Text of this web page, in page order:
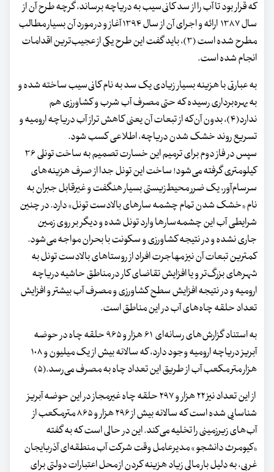
که قرار بود تا آب را از سد کانی‌سیب به دریاچه برساند، گرچه طرح آن از
سال ۱۳۸۷ ارائه و اجرای آن از سال ۱۳۹۴ آغاز و در مورد آن بسیار مطالب
مطرح شده است (۳)، باید گفت این طرح یکی از عجیب‌ترین اقدامات
انجام شده است.
به عبارتی با هزینه بسیار زیادی یک سد به نام کانی‌سیب ساخته شده و
به بهره‌برداری رسیده که حتی مصرف آب شرب و کشاورزی هم
ندارد(۴)، بدون آن‌که از تبعات آن یعنی کاهش تراز آب دریاچه ارومیه و
تسریع روند خشک شدن دریاچه، اطلاعی کسب شود.
سپس در فاز دوم برای ترمیم این خسارت تصمیم به ساخت تونلی ۳۶
کیلومتری گرفته می‌شود! ساخت این تونل جدا از صرف هزینه‌های
سرسام‌آور، یک ضرر محیط‌زیستی بسیار هنگفت و غیرقابل جبران به
نام «خشک شدن تمام چشمه سارهای بالادست تونل» دارد. در چنین
شرایطی آب این چشمه‌سارها وارد تونل شده و دیگر بر روی زمین
جاری نشده و در نتیجه کشاورزی و سکونت با بحران مواجه می‌شود.
کمترین تبعات آن نیز مهاجرت افراد از روستاهای بالادست تونل به
شهرهای بزرگ‌تر و یا افزایش تقاضای کار در مناطق حاشیه دریاچه
ارومیه و در نتیجه افزایش سطح کشاورزی و مصرف آب بیشتر و افزایش
تعداد حلقه چاه‌های آب در این مناطق است.
به استناد گزارش‌های رسانه‌ای ۶۱ هزار و ۹۶۵ حلقه چاه در حوضه
آبریز دریاچه ارومیه وجود دارد، که سالانه بیش از یک میلیون و ۱۰۸
هزار متر مکعب آب از طریق این تعداد چاه به مصرف می‌رسد.(۵)
از این تعداد نیز ۲۲ هزار و ۲۹۷ حلقه چاه غیرمجاز در این حوضه آبریز
شناسایی شده است که سالانه بیش از ۲۹۶ هزار و ۸۶۵ مترمکعب از
آب‌های زیرزمینی را تخلیه می‌کند. این در حالی است که به گفته
«کیومرث دانشجو » مدیرعامل وقت شرکت آب منطقه‌ای آذربایجان
غربی، به دلیل بار مالی زیاد هزینه کردن از محل اعتبارات دولتی برای